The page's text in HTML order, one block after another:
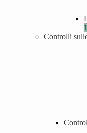
Controlli